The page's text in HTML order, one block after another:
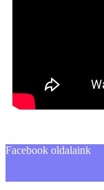
Facebook oldalaink